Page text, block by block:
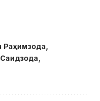
Раҳимзода